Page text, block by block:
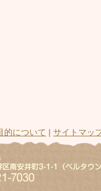
的について | サイトマッ